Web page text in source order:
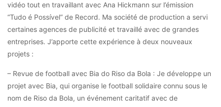
vidéo tout en travaillant avec Ana Hickmann sur l’émission
“Tudo é Possível” de Record. Ma société de production a servi
certaines agences de publicité et travaillé avec de grandes
entreprises. J’apporte cette expérience à deux nouveaux
projets :
– Revue de football avec Bia do Riso da Bola : Je développe un
projet avec Bia, qui organise le football solidaire connu sous le
nom de Riso da Bola, un événement caritatif avec de